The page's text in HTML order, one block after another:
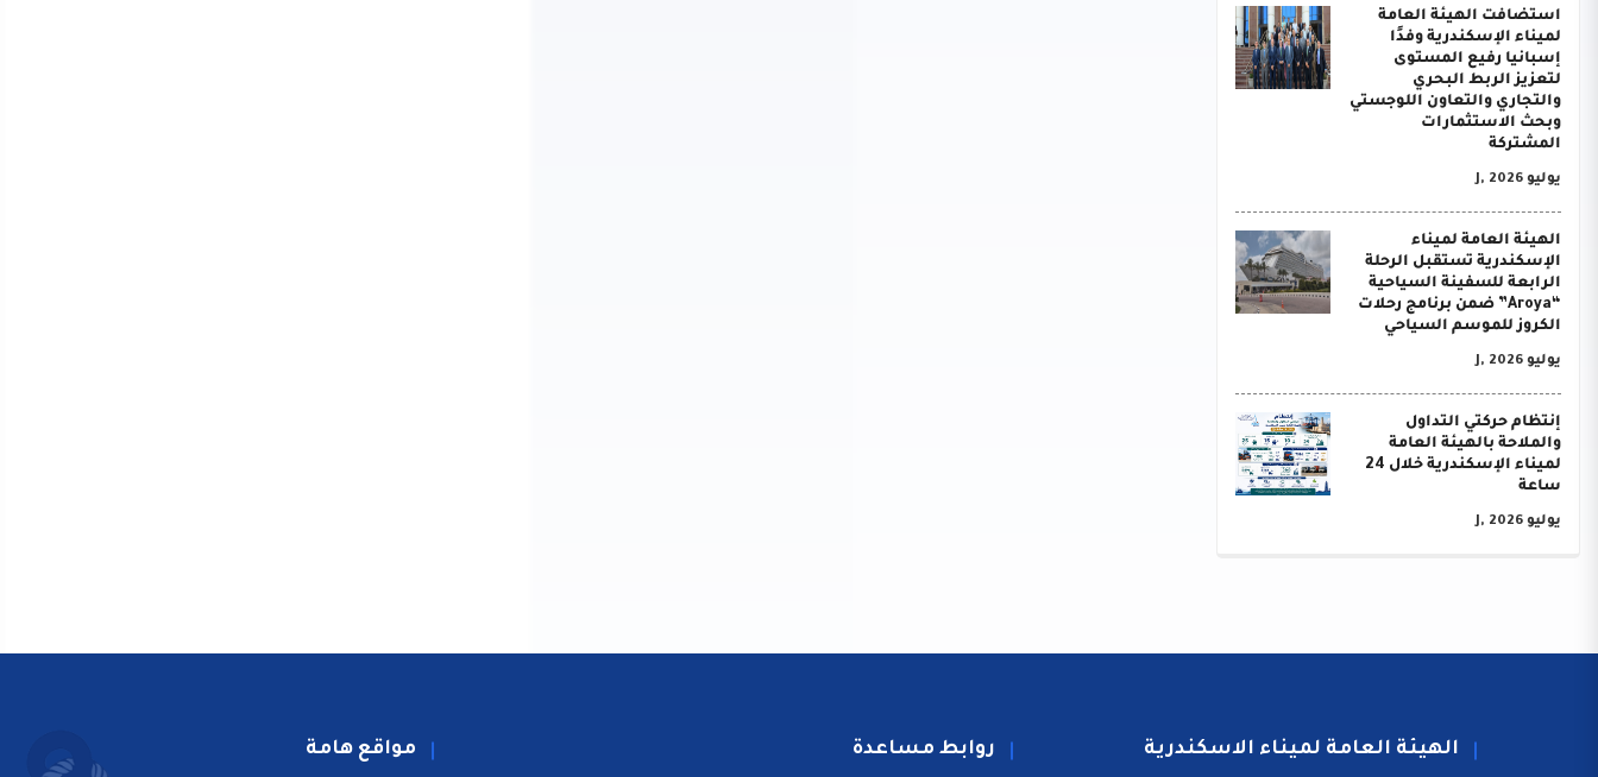
استضافت الهيئة العامة
لميناء الإسكندرية وفدًا
إسبانيا رفيع المستوى
لتعزيز الربط البحري
والتجاري والتعاون اللوجستي
وبحث الاستثمارات
المشتركة
يوليو J, 2026
الهيئة العامة لميناء
الإسكندرية تستقبل الرحلة
الرابعة للسفينة السياحية
“Aroya” ضمن برنامج رحلات
الكروز للموسم السياحي
يوليو J, 2026
إنتظام حركتي التداول
والملاحة بالهيئة العامة
لميناء الإسكندرية خلال 24
ساعة
يوليو J, 2026
الهيئة العامة لميناء الاسكندرية روابط مساعدة مواقع هامة